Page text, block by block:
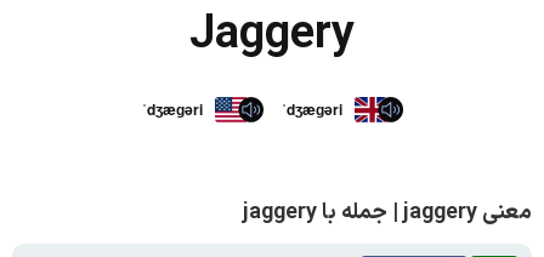
Jaggery
ˈdʒæɡəri ˈdʒæɡəri
معنی jaggery | جمله با jaggery